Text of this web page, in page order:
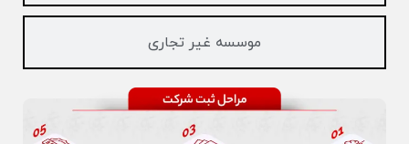
موسسه غیر تجاری